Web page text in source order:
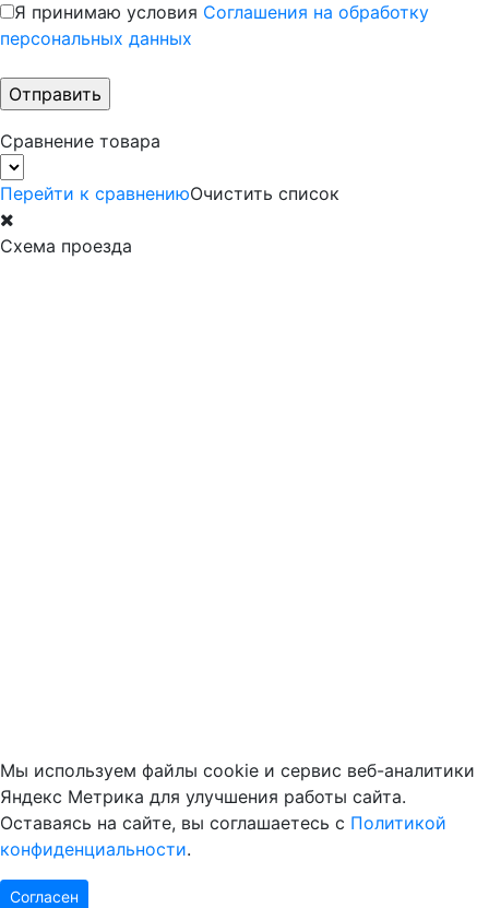
Я принимаю условия Соглашения на обработку
персональных данных
Сравнение товара
Перейти к сравнениюОчистить список
Схема проезда
Мы используем файлы cookie и сервис веб-аналитики
Яндекс Метрика для улучшения работы сайта.
Оставаясь на сайте, вы соглашаетесь с Политикой
конфиденциальности.
Согласен